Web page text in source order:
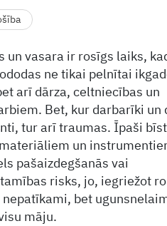
un vasara ir rosīgs laiks,
ne tikai pelnītai
arī dārza, celtniecības un
Bet, kur darbarīki un
tur arī traumas. Īpaši
un
pašaizdegšanās vai
risks, jo, iegriežot
bet
māju.